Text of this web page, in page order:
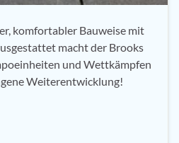
komfortabler Bauweise mit
macht der Brooks
und Wettkämpfen
Weiterentwicklung!